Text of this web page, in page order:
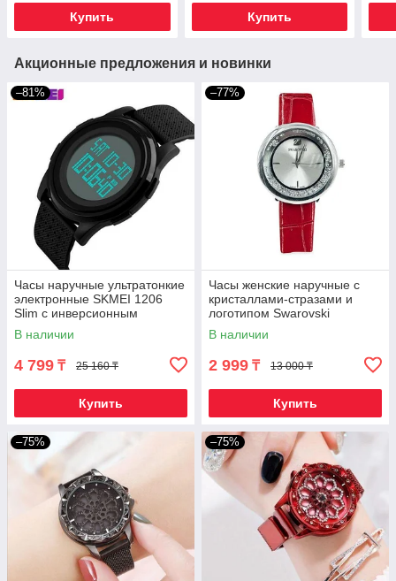
Купить Купить
Акционные предложения и новинки
–81%
Часы наручные ультратонкие
электронные SKMEI 1206
Slim с инверсионным
дисплеем (Черная)
В наличии
4 799 ₸ 25 160 ₸
Купить
–77%
Часы женские наручные c
кристаллами-стразами и
логотипом Swarovski
(Красный)
В наличии
2 999 ₸ 13 000 ₸
Купить
–75% –75%